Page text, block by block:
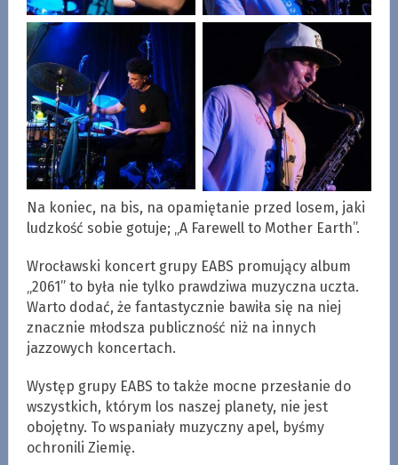
Na koniec, na bis, na opamiętanie przed losem, jaki
ludzkość sobie gotuje; „A Farewell to Mother Earth”.
Wrocławski koncert grupy EABS promujący album
„2061” to była nie tylko prawdziwa muzyczna uczta.
Warto dodać, że fantastycznie bawiła się na niej
znacznie młodsza publiczność niż na innych
jazzowych koncertach.
Występ grupy EABS to także mocne przesłanie do
wszystkich, którym los naszej planety, nie jest
obojętny. To wspaniały muzyczny apel, byśmy
ochronili Ziemię.